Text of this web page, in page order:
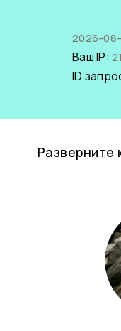
2026-
Ваш IP:
ID
Разверните